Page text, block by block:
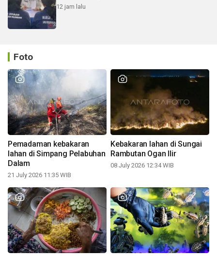
12 jam lalu
Foto
Pemadaman kebakaran
lahan di Simpang Pelabuhan
Dalam
21 July 2026 11:35 WIB
Kebakaran lahan di Sungai
Rambutan Ogan Ilir
08 July 2026 12:34 WIB